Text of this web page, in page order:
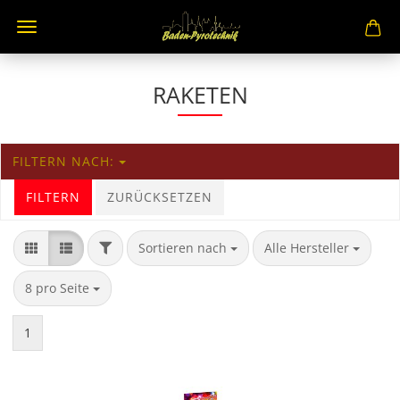
RAKETEN
FILTERN NACH:
FILTERN ZURÜCKSETZEN
Sortieren nach Alle Hersteller
8 pro Seite
1